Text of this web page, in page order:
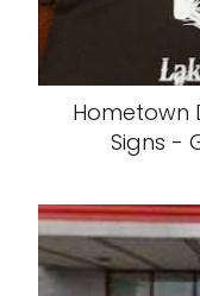
Hometown
Signs -